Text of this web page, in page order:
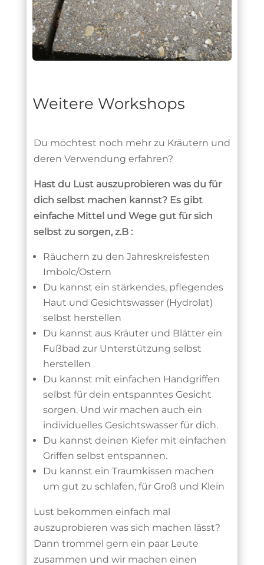
Weitere Workshops
Du möchtest noch mehr zu Kräutern und
deren Verwendung erfahren?
Hast du Lust auszuprobieren was du für
dich selbst machen kannst? Es gibt
einfache Mittel und Wege gut für sich
selbst zu sorgen, z.B :
Räuchern zu den Jahreskreisfesten
Imbolc/Ostern
Du kannst ein stärkendes, pflegendes
Haut und Gesichtswasser (Hydrolat)
selbst herstellen
Du kannst aus Kräuter und Blätter ein
Fußbad zur Unterstützung selbst
herstellen
Du kannst mit einfachen Handgriffen
selbst für dein entspanntes Gesicht
sorgen. Und wir machen auch ein
individuelles Gesichtswasser für dich.
Du kannst deinen Kiefer mit einfachen
Griffen selbst entspannen.
Du kannst ein Traumkissen machen
um gut zu schlafen, für Groß und Klein
Lust bekommen einfach mal
auszuprobieren was sich machen lässt?
Dann trommel gern ein paar Leute
zusammen und wir machen einen